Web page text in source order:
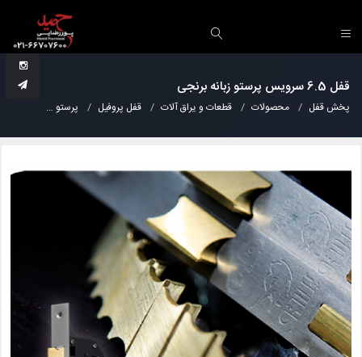
قفل 6.5 سرویس پرستو زبانه برنجی
پخش قفل محصولات قطعات و یراق آلات قفل پروفیل پرستو